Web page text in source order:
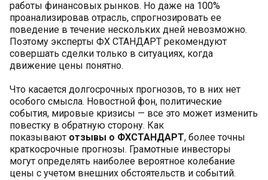
работы финансовых рынков. Но даже на 100%
проанализировав отрасль, спрогнозировать ее
поведение в течение нескольких дней невозможно.
Поэтому эксперты ФХ СТАНДАРТ рекомендуют
совершать сделки только в ситуациях, когда
движение цены понятно.
Что касается долгосрочных прогнозов, то в них нет
особого смысла. Новостной фон, политические
события, мировые кризисы — все это может изменить
повестку в обратную сторону. Как
показывают отзывы о ФХСТАНДАРТ, более точны
краткосрочные прогнозы. Грамотные инвесторы
могут определять наиболее вероятное колебание
цены с учетом внешних обстоятельств и событий.